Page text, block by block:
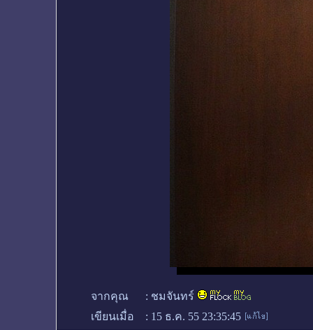
จากคุณ : ชมจันทร์
เขียนเมื่อ
: 15 ธ.ค. 55 23:35:45